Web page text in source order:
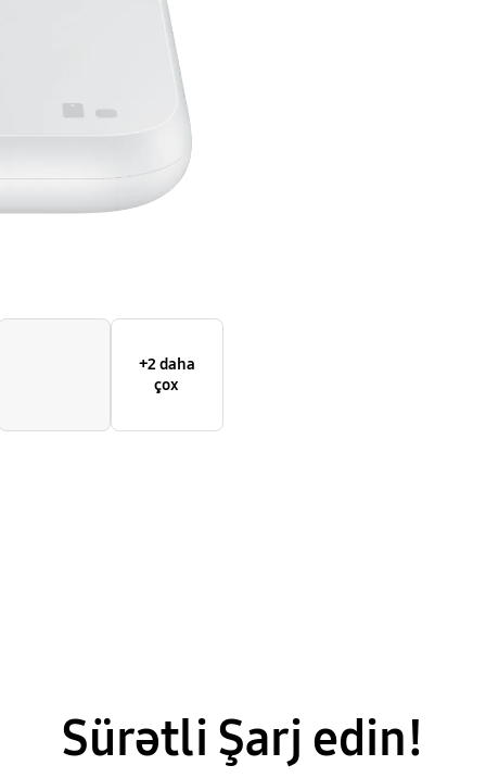
+2 daha
çox
Sürətli Şarj edin!